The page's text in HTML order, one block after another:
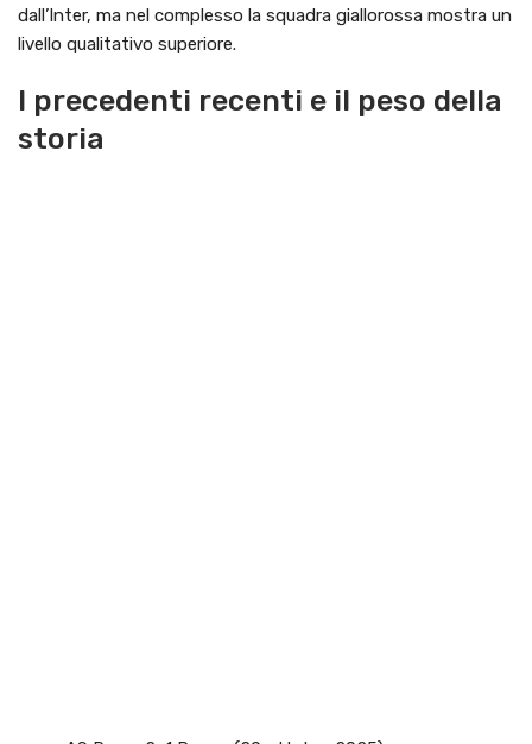
dall’Inter, ma nel complesso la squadra giallorossa mostra un
livello qualitativo superiore.
I precedenti recenti e il peso della
storia